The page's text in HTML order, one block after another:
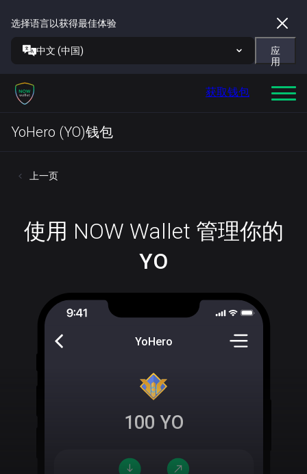
选择语言以获得最佳体验
中文 (中国)
应
用
获取钱包
YoHero (YO)钱包
上一页
使用 NOW Wallet 管理你的
YO
YoHero
100 YO